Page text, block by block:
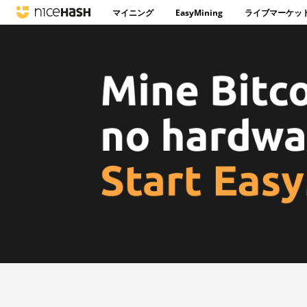
マイニング EasyMining ライブマーケッ